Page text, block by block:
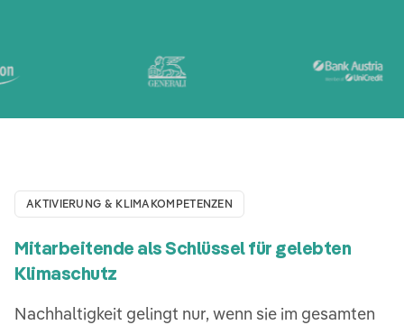
AKTIVIERUNG & KLIMAKOMPETENZEN
Mitarbeitende als Schlüssel für gelebten
Klimaschutz
Nachhaltigkeit gelingt nur, wenn sie im gesamten